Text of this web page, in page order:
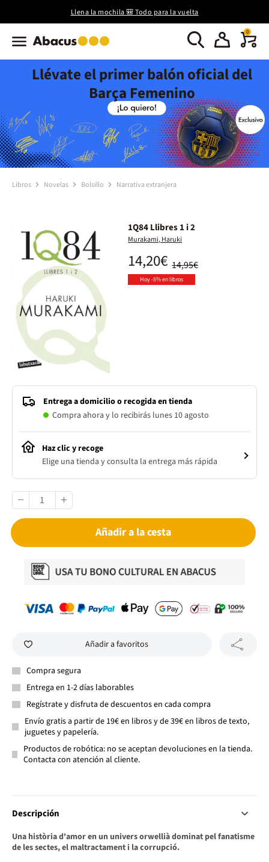
Llena la mochila 🎒 Todo para la vuelta
0
Llévate el primer balón oficial del
Barça Femenino
Libros Novelas Bolsillo Narrativa extranjera
1Q84 Llibres 1 i 2
Murakami, Haruki
14,95€
14,20€
Hoy -5% en libros
Entrega a domicilio o recogida en tienda
Compra ahora y lo recibirás lunes 10 agosto
Haz clic y recoge
Elige una tienda y consulta la entrega más rápida
Añadir a la cesta
Añadir a favoritos
Compra segura
Entrega en 1-2 días laborables
Regístrate y disfruta de descuentos en cada compra
Envío gratis a partir de 19€ en libros y de 39€ en libros de texto,
juguetes y papelería.
Productos de robótica: no se aceptan devoluciones en la tienda.
Contacta con atención al cliente.
Descripción
Una història d'amor en un univers orwellià dominat pel fanatisme
de les sectes, el maltractament i la corrupció.